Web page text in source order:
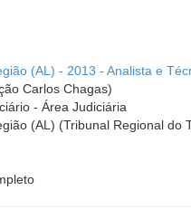
(AL) - 2013 - Analista e
Carlos Chagas)
- Área Judiciária
(AL) (Tribunal Regional do